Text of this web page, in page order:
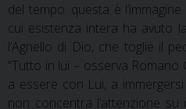
del tempo: questa è
cui esistenza intera ha avuto
l’Agnello di Dio, che toglie il
“Tutto in lui – osserva
a essere con Lui, a
non concentra l’attenzione